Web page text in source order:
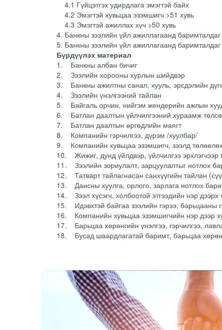
4.1 Гүйцэтгэх удирдлага эмэгтэй байх
4.2 Эмэгтэй хувьцаа эзэмшигч >51 хувь
4.3 Эмэгтэй ажиллах хүч >50 хувь
4. Банкны зээлийн үйл ажиллагаанд
5. Банкны зээлийн үйл ажиллагаанд
Бүрдүүлэх материал
1. Банкны албан бичиг
2. Зээлийн хорооны хурлын шийдвэр
3. Банкны ажилтны санал, хууль, эрсдэлийн
4. Зээлийн үнэлгээний тайлан
5. Байгаль орчин, нийгэм жендерийн ажлын
6. Батлан даалтын үйлчилгээний хураамж
7. Батлан даалтын өргөдлийн маягт
8. Компанийн гэрчилгээ, дүрэм /хуулбар/
9. Компанийн хувьцаа эзэмшигч, зээлд
10. Жижиг, дунд үйлдвэр, үйлчилгээ эрхлэгчээр
11. Зээлийн зориулалт, зарцуулалтыг нотлох
12. Татварт тайлагнасан санхүүгийн тайлан
13. Дансны хуулга, орлого, зарлага нотлох
14. Зээл хүсэгч, холбоотой этгээдийн нэр дээрх
15. Идэвхтэй байгаа зээлийн гэрээ, барьцааны
16. Компанийн хувьцаа эзэмшигчийн нэр дээр
17. Барьцаа хөрөнгийн үнэлгээ, гэрчилгээ,
18. Бусад шаардлагатай баримт, барьцаа